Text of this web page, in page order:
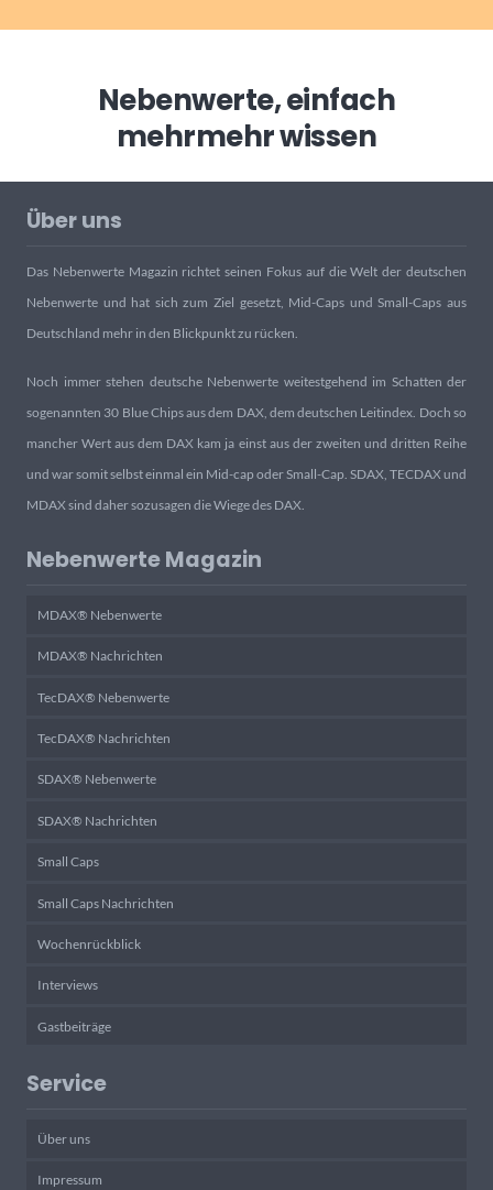
Nebenwerte, einfach
mehrmehr wissen
Über uns
Das Nebenwerte Magazin richtet seinen Fokus auf die Welt der deutschen
Nebenwerte und hat sich zum Ziel gesetzt, Mid-Caps und Small-Caps aus
Deutschland mehr in den Blickpunkt zu rücken.
Noch immer stehen deutsche Nebenwerte weitestgehend im Schatten der
sogenannten 30 Blue Chips aus dem DAX, dem deutschen Leitindex. Doch so
mancher Wert aus dem DAX kam ja einst aus der zweiten und dritten Reihe
und war somit selbst einmal ein Mid-cap oder Small-Cap. SDAX, TECDAX und
MDAX sind daher sozusagen die Wiege des DAX.
Nebenwerte Magazin
MDAX® Nebenwerte
MDAX® Nachrichten
TecDAX® Nebenwerte
TecDAX® Nachrichten
SDAX® Nebenwerte
SDAX® Nachrichten
Small Caps
Small Caps Nachrichten
Wochenrückblick
Interviews
Gastbeiträge
Service
Über uns
Impressum